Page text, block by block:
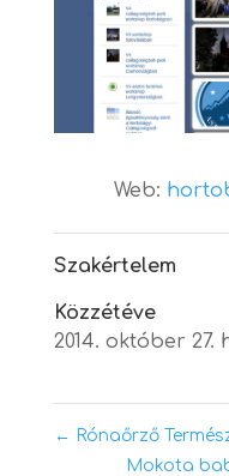
Web:
Szakértelem
Közzétéve
2014. október 27.
← Rónaőrző
Mokota